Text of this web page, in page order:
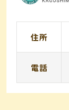
住所
電話